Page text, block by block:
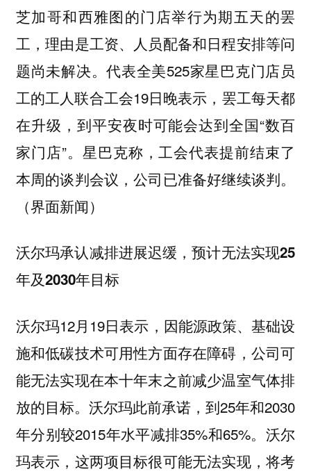
芝加哥和西雅图的门店举行为期五天的罢
工，理由是工资、人员配备和日程安排等问
题尚未解决。代表全美525家星巴克门店员
工的工人联合工会19日晚表示，罢工每天都
在升级，到平安夜时可能会达到全国“数百
家门店”。星巴克称，工会代表提前结束了
本周的谈判会议，公司已准备好继续谈判。
（界面新闻）
沃尔玛承认减排进展迟缓，预计无法实现25
年及2030年目标
沃尔玛12月19日表示，因能源政策、基础设
施和低碳技术可用性方面存在障碍，公司可
能无法实现在本十年末之前减少温室气体排
放的目标。沃尔玛此前承诺，到25年和2030
年分别较2015年水平减排35%和65%。沃尔
玛表示，这两项目标很可能无法实现，将考